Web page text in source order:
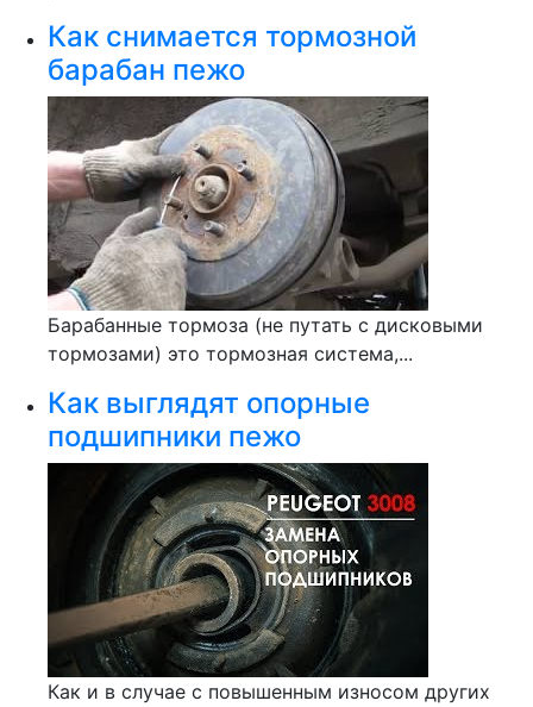
Как снимается тормозной
барабан пежо
Барабанные тормоза (не путать с дисковыми
тормозами) это тормозная система,...
Как выглядят опорные
подшипники пежо
Как и в случае с повышенным износом других